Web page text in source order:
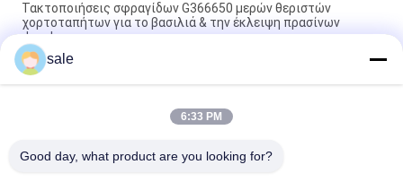
Τακτοποιήσεις σφραγίδων G366650 μερών θεριστών
χορτοταπήτων για το βασιλιά & την έκλειψη πρασίνων
Jacobsen
Δαχτυλίδι σφραγίδων γκαζόν GR92287 ταιριάζει στο Deere
Bunker και στο Field Vehicle
Τμήματα κουρευτή γρασίδι Εσωτερική σφραγίδα λαδιού
sale
6:33 PM
Good day, what product are you looking for?